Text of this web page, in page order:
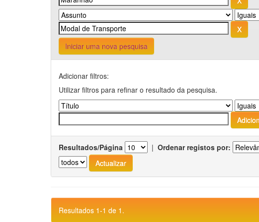
Iniciar uma nova pesquisa
Adicionar filtros:
Utilizar filtros para refinar o resultado da pesquisa.
Resultados/Página | Ordenar registos por:
Resultados 1-1 de 1.